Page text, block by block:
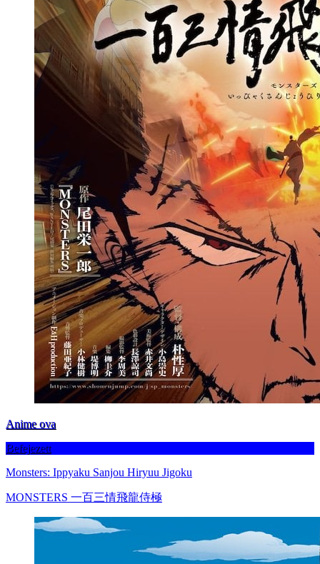
Anime ova
Befejezett
Monsters: Ippyaku Sanjou Hiryuu Jigoku
MONSTERS 一百三情飛龍侍極